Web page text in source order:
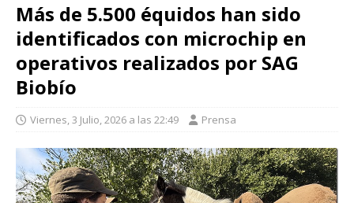
Más de 5.500 équidos han sido
identificados con microchip en
operativos realizados por SAG
Biobío
Viernes, 3 Julio, 2026 a las 22:49 Prensa